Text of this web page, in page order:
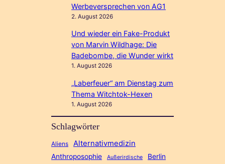
Werbeversprechen von AG1
2. August 2026
Und wieder ein Fake-Produkt
von Marvin Wildhage: Die
Badebombe, die Wunder wirkt
1. August 2026
„Laberfeuer“ am Dienstag zum
Thema Witchtok-Hexen
1. August 2026
Schlagwörter
Aliens Alternativmedizin
Anthroposophie Außerirdische Berlin